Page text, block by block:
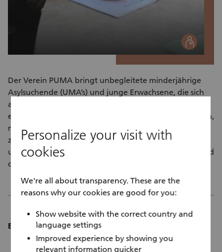
social
Der Verein PUMA bringt unbegleitete minderjährige
Asylsuchende (UMA’s) und junge Erwachsene, die sich
alleine, ohne Eltern oder sonstige vertraute
erwachsenen Bezugspersonen in der Schweiz aufhalten,
mit erwachsenen in der Schweiz lebenden Menschen
zusammen. Ziel ist es den jungen Flüchtlingen eine
umfassende und konkrete Unterstützung zu bieten und
damit eine bestmögliche Integration zu fördern.
Einsatzdauer:
Pro Woche ca. einen halben Tag.
Personalize your visit with
cookies
We're all about transparency. These are the
reasons why our cookies are good for you:
Show website with the correct country and
language settings
Improved experience by showing you
relevant information quicker